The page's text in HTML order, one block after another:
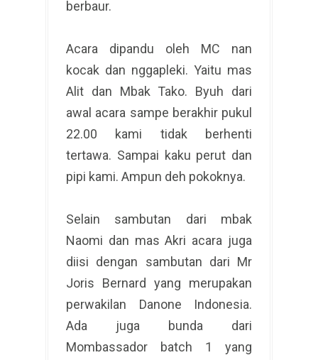
berbaur.
Acara dipandu oleh MC nan
kocak dan nggapleki. Yaitu mas
Alit dan Mbak Tako. Byuh dari
awal acara sampe berakhir pukul
22.00 kami tidak berhenti
tertawa. Sampai kaku perut dan
pipi kami. Ampun deh pokoknya.
Selain sambutan dari mbak
Naomi dan mas Akri acara juga
diisi dengan sambutan dari Mr
Joris Bernard yang merupakan
perwakilan Danone Indonesia.
Ada juga bunda dari
Mombassador batch 1 yang